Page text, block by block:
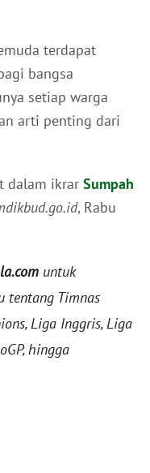
terdapat
bangsa
setiap warga
arti penting dari
dalam ikrar Sumpah
, Rabu
untuk
tentang Timnas
Liga Inggris, Liga
hingga